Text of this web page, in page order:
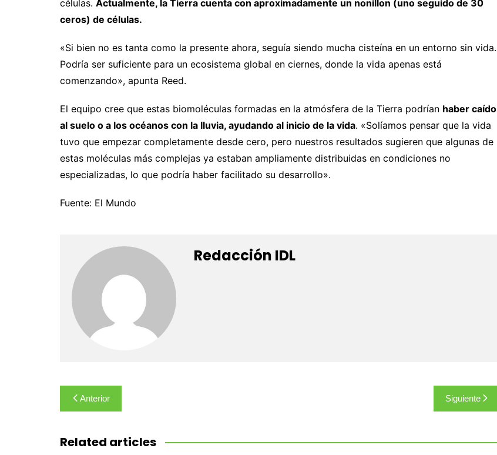
células. Actualmente, la Tierra cuenta con aproximadamente un nonillon (uno seguido de 30
ceros) de células.
«Si bien no es tanta como la presente ahora, seguía siendo mucha cisteína en un entorno sin vida.
Podría ser suficiente para un ecosistema global en ciernes, donde la vida apenas está
comenzando», apunta Reed.
El equipo cree que estas biomoléculas formadas en la atmósfera de la Tierra podrían haber caído
al suelo o a los océanos con la lluvia, ayudando al inicio de la vida. «Solíamos pensar que la vida
tuvo que empezar completamente desde cero, pero nuestros resultados sugieren que algunas de
estas moléculas más complejas ya estaban ampliamente distribuidas en condiciones no
especializadas, lo que podría haber facilitado su desarrollo».
Fuente: El Mundo
Redacción IDL
Navegación
de
entradas
Anterior Siguiente
Related articles